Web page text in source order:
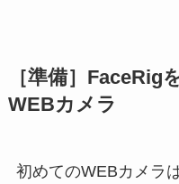
［準備］FaceRig
WEBカメラ
初めてのWEBカメラ